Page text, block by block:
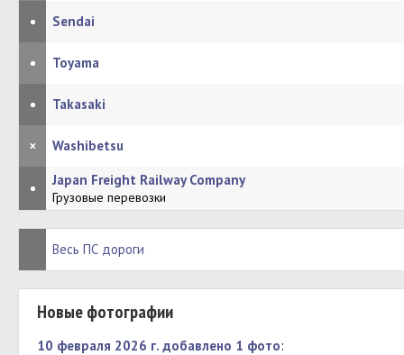
• Sendai
• Toyama
• Takasaki
× Washibetsu
• Japan Freight Railway Company
Грузовые перевозки
Весь ПС дороги
Новые фотографии
10 февраля 2026 г. добавлено 1 фото: